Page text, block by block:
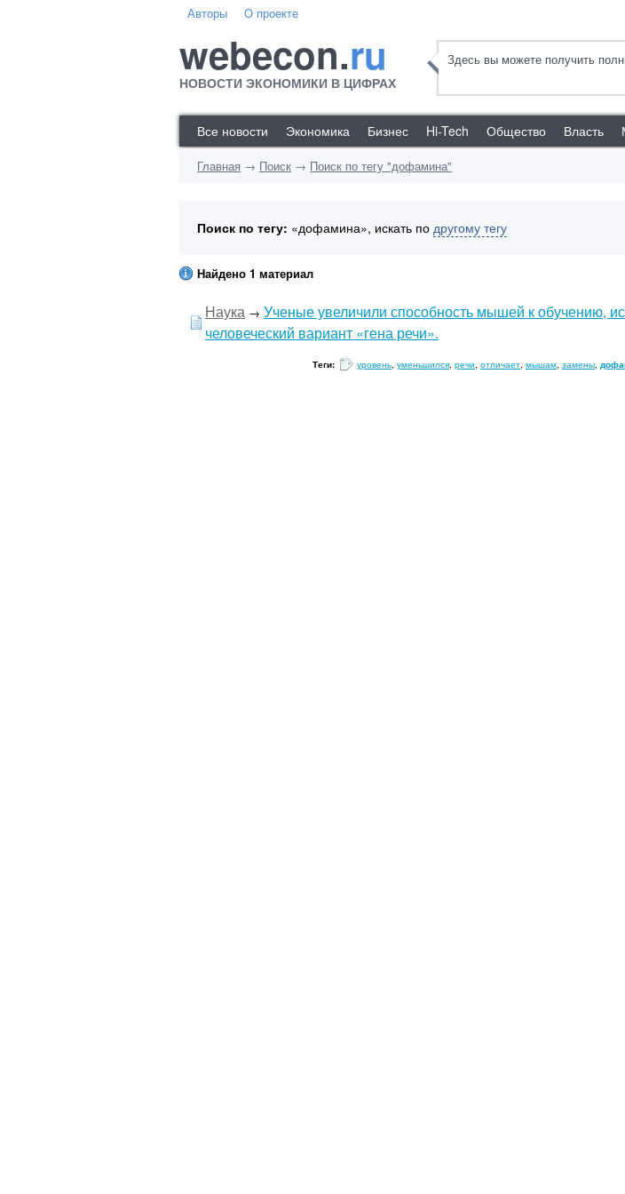
Авторы О проекте
webecon.ru
НОВОСТИ ЭКОНОМИКИ В ЦИФРАХ
Здесь вы можете получить
Все новости Экономика Бизнес Hi-Tech Общество Власть
Главная → Поиск → Поиск по тегу "дофамина"
Поиск по тегу: «дофамина», искать по другому тегу
Найдено 1 материал
Наука → Ученые увеличили способность мышей к обучению,
человеческий вариант «гена речи».
Теги: уровень, уменьшился, речи, отличает, мышам, замены,